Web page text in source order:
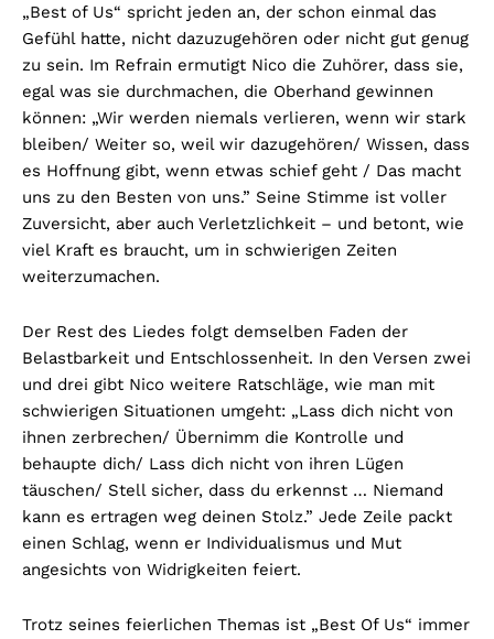
„Best of Us“ spricht jeden an, der schon einmal das
Gefühl hatte, nicht dazuzugehören oder nicht gut genug
zu sein. Im Refrain ermutigt Nico die Zuhörer, dass sie,
egal was sie durchmachen, die Oberhand gewinnen
können: „Wir werden niemals verlieren, wenn wir stark
bleiben/ Weiter so, weil wir dazugehören/ Wissen, dass
es Hoffnung gibt, wenn etwas schief geht / Das macht
uns zu den Besten von uns.” Seine Stimme ist voller
Zuversicht, aber auch Verletzlichkeit – und betont, wie
viel Kraft es braucht, um in schwierigen Zeiten
weiterzumachen.
Der Rest des Liedes folgt demselben Faden der
Belastbarkeit und Entschlossenheit. In den Versen zwei
und drei gibt Nico weitere Ratschläge, wie man mit
schwierigen Situationen umgeht: „Lass dich nicht von
ihnen zerbrechen/ Übernimm die Kontrolle und
behaupte dich/ Lass dich nicht von ihren Lügen
täuschen/ Stell sicher, dass du erkennst … Niemand
kann es ertragen weg deinen Stolz.” Jede Zeile packt
einen Schlag, wenn er Individualismus und Mut
angesichts von Widrigkeiten feiert.
Trotz seines feierlichen Themas ist „Best Of Us“ immer